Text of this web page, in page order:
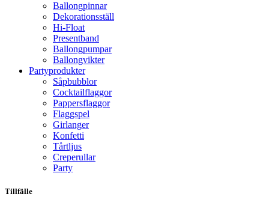
Ballongpinnar
Dekorationsställ
Hi-Float
Presentband
Ballongpumpar
Ballong­vikter
Party­­produkter
Såpbubblor
Cocktail­flaggor
Pappers­flaggor
Flaggspel
Girlanger
Konfetti
Tårtljus
Creperullar
Party
Tillfälle